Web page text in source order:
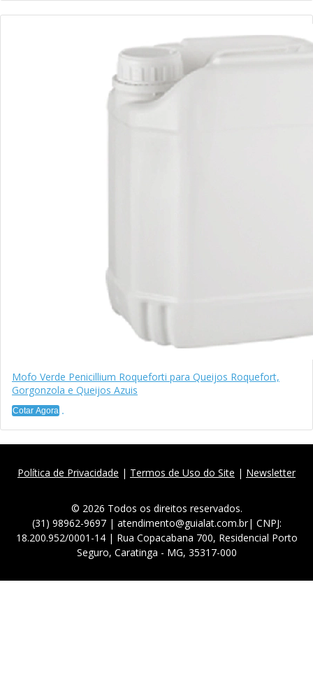
Mofo Verde Penicillium Roqueforti para Queijos Roquefort,
Gorgonzola e Queijos Azuis
Cotar Agora
Política de Privacidade | Termos de Uso do Site | Newsletter
© 2026 Todos os direitos reservados.
(31) 98962-9697 | atendimento@guialat.com.br| CNPJ:
18.200.952/0001-14 | Rua Copacabana 700, Residencial Porto
Seguro, Caratinga - MG, 35317-000